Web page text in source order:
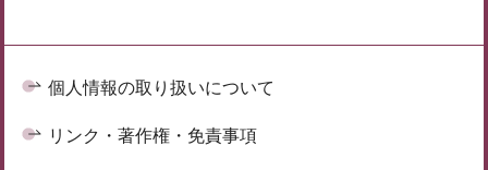
個人情報の取り扱いについて
リンク・著作権・免責事項